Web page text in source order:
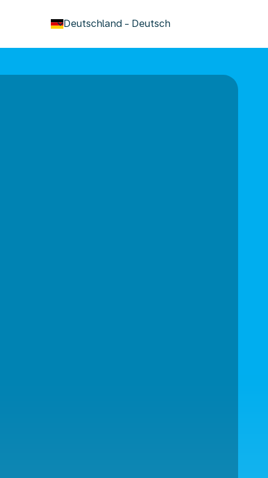
Deutschland - Deutsch
keyboard_arrow_down